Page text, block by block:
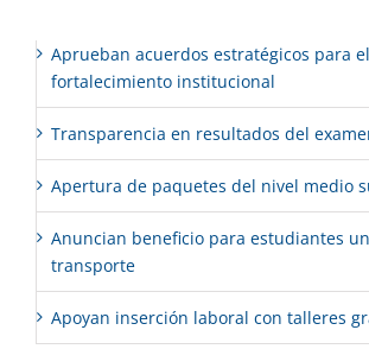
Aprueban acuerdos estratégicos para el
fortalecimiento institucional
Transparencia en resultados del
Apertura de paquetes del nivel medio
Anuncian beneficio para estudiantes
transporte
Apoyan inserción laboral con talleres